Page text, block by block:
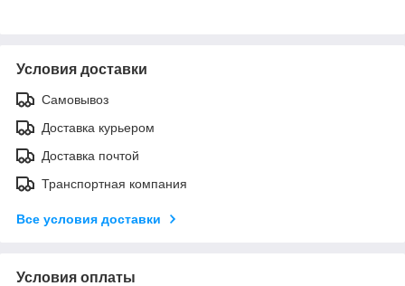
Условия доставки
Самовывоз
Доставка курьером
Доставка почтой
Транспортная компания
Все условия доставки
Условия оплаты